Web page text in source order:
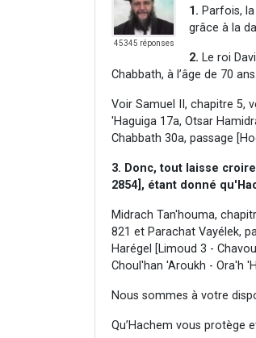
45345 réponses
1. Parfois,
grâce à la
2. Le roi
Chabbath, à l’âge de 70
Voir Samuel II, chapitre 5,
'Haguiga 17a, Otsar
Chabbath 30a, passage
3. Donc, tout laisse
2854], étant donné
Midrach Tan'houma,
821 et Parachat Vayélek,
Harégel [Limoud 3 -
Choul'han 'Aroukh - Ora'h
Nous sommes à votre
Qu’Hachem vous protège